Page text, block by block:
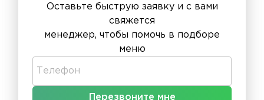
Оставьте быструю заявку и с вами
свяжется
менеджер, чтобы помочь в подборе
меню